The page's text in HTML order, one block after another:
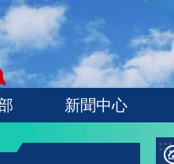
新聞中心
:::